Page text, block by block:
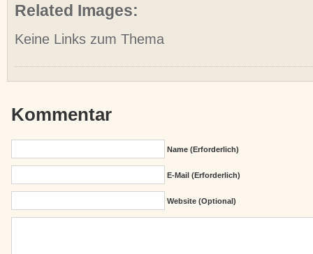
Related Images:
Keine Links zum Thema
Kommentar
Name (erforderlich)
E-Mail (erforderlich)
Website (Optional)